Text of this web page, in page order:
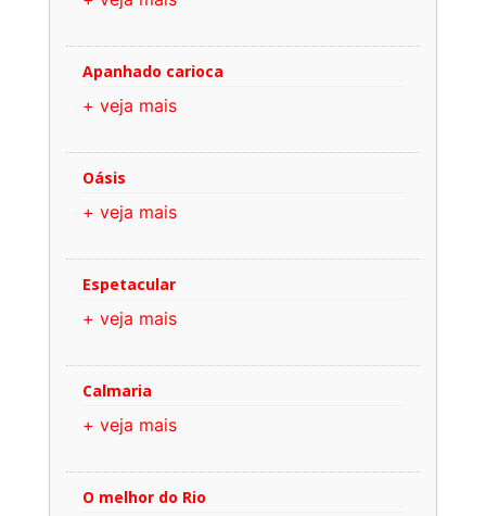
Apanhado carioca
+ veja mais
Oásis
+ veja mais
Espetacular
+ veja mais
Calmaria
+ veja mais
O melhor do Rio